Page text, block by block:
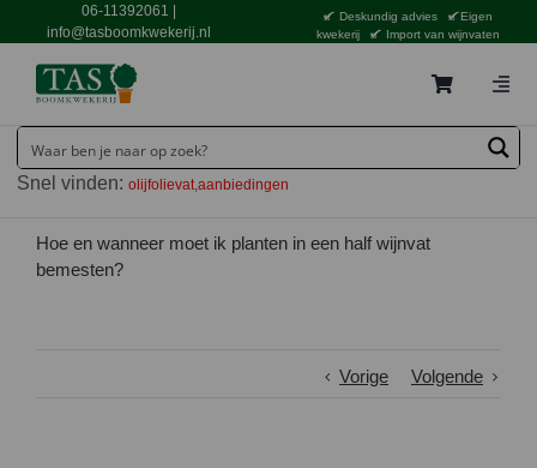
06-11392061
info@tasboomkwekerij.nl
Deskundig advies
Eigen
kwekerij
Import van wijnvaten
Contact en bestellen
Catalogus
Snel vinden:olijfolievat aanbiedingen
Hoe en wanneer moet ik planten in een half wijnvat
bemesten?
Vorige Volgende